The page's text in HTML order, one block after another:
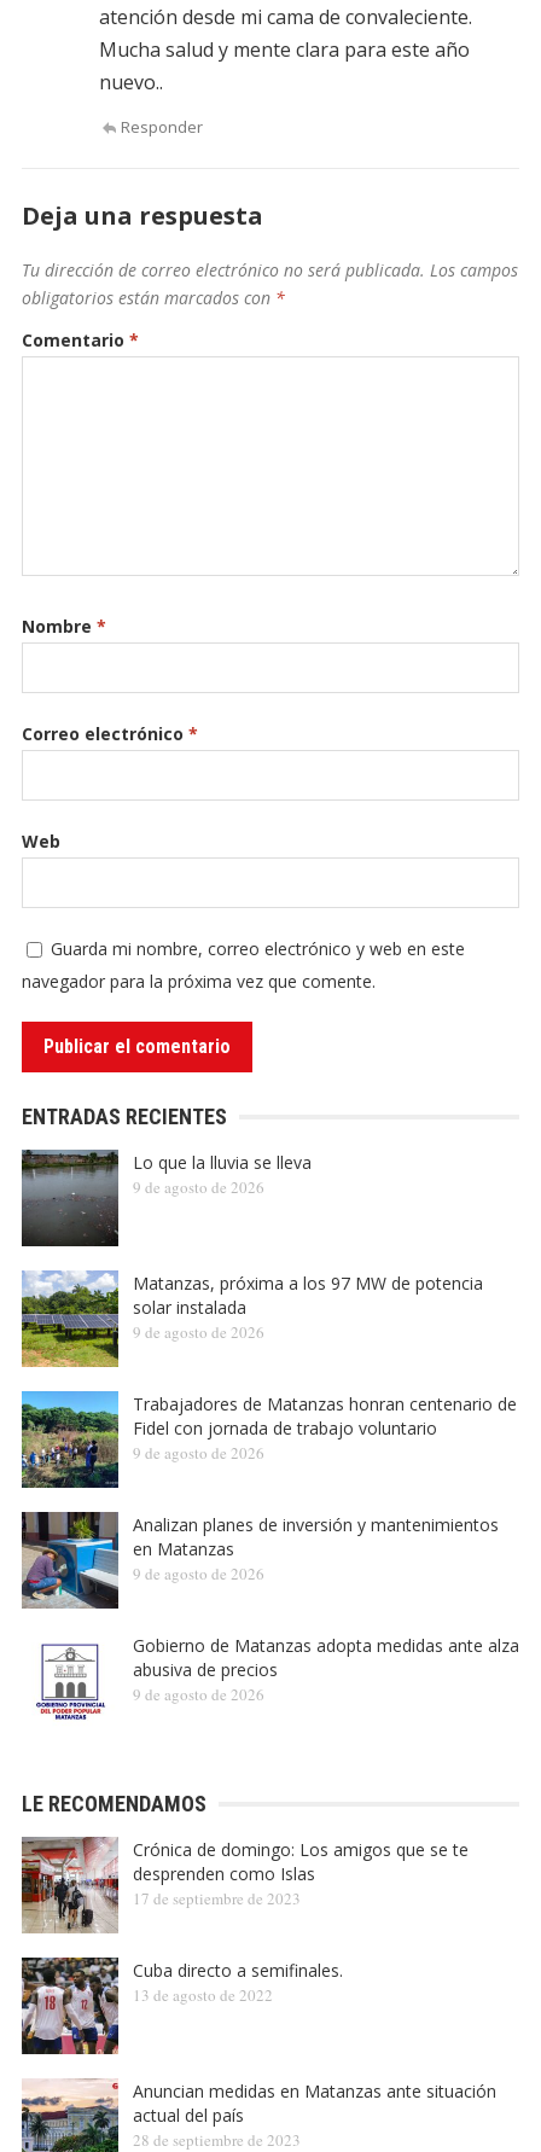
atención desde mi cama de convaleciente.
Mucha salud y mente clara para este año
nuevo..
Responder
Deja una respuesta
Tu dirección de correo electrónico no será publicada. Los campos
obligatorios están marcados con *
Comentario *
Nombre *
Correo electrónico *
Web
Guarda mi nombre, correo electrónico y web en este
navegador para la próxima vez que comente.
ENTRADAS RECIENTES
Lo que la lluvia se lleva
9 de agosto de 2026
Matanzas, próxima a los 97 MW de potencia
solar instalada
9 de agosto de 2026
Trabajadores de Matanzas honran centenario de
Fidel con jornada de trabajo voluntario
9 de agosto de 2026
Analizan planes de inversión y mantenimientos
en Matanzas
9 de agosto de 2026
Gobierno de Matanzas adopta medidas ante alza
abusiva de precios
9 de agosto de 2026
LE RECOMENDAMOS
Crónica de domingo: Los amigos que se te
desprenden como Islas
17 de septiembre de 2023
Cuba directo a semifinales.
13 de agosto de 2022
Anuncian medidas en Matanzas ante situación
actual del país
28 de septiembre de 2023